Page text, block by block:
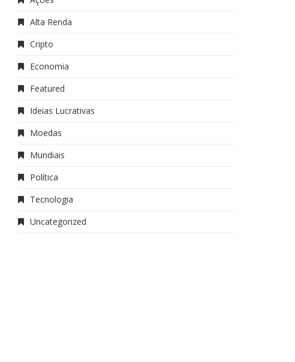
Alta Renda
Cripto
Economia
Featured
Ideias Lucrativas
Moedas
Mundiais
Política
Tecnologia
Uncategorized